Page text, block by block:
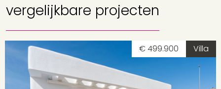
vergelijkbare projecten
Villa
€ 499.900